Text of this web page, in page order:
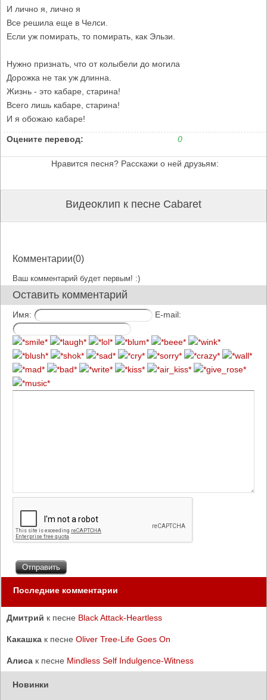
И лично я, лично я
Все решила еще в Челси.
Если уж помирать, то помирать, как Эльзи.
Нужно признать, что от колыбели до могила
Дорожка не так уж длинна.
Жизнь - это кабаре, старина!
Всего лишь кабаре, старина!
И я обожаю кабаре!
Оцените перевод: 0
Нравится песня? Расскажи о ней друзьям:
Видеоклип к песне Cabaret
Комментарии(0)
Ваш комментарий будет первым! :)
Оставить комментарий
Имя: E-mail:
Последние комментарии
Дмитрий к песне Black Attack-Heartless
Какашка к песне Oliver Tree-Life Goes On
Алиса к песне Mindless Self Indulgence-Witness
Новинки